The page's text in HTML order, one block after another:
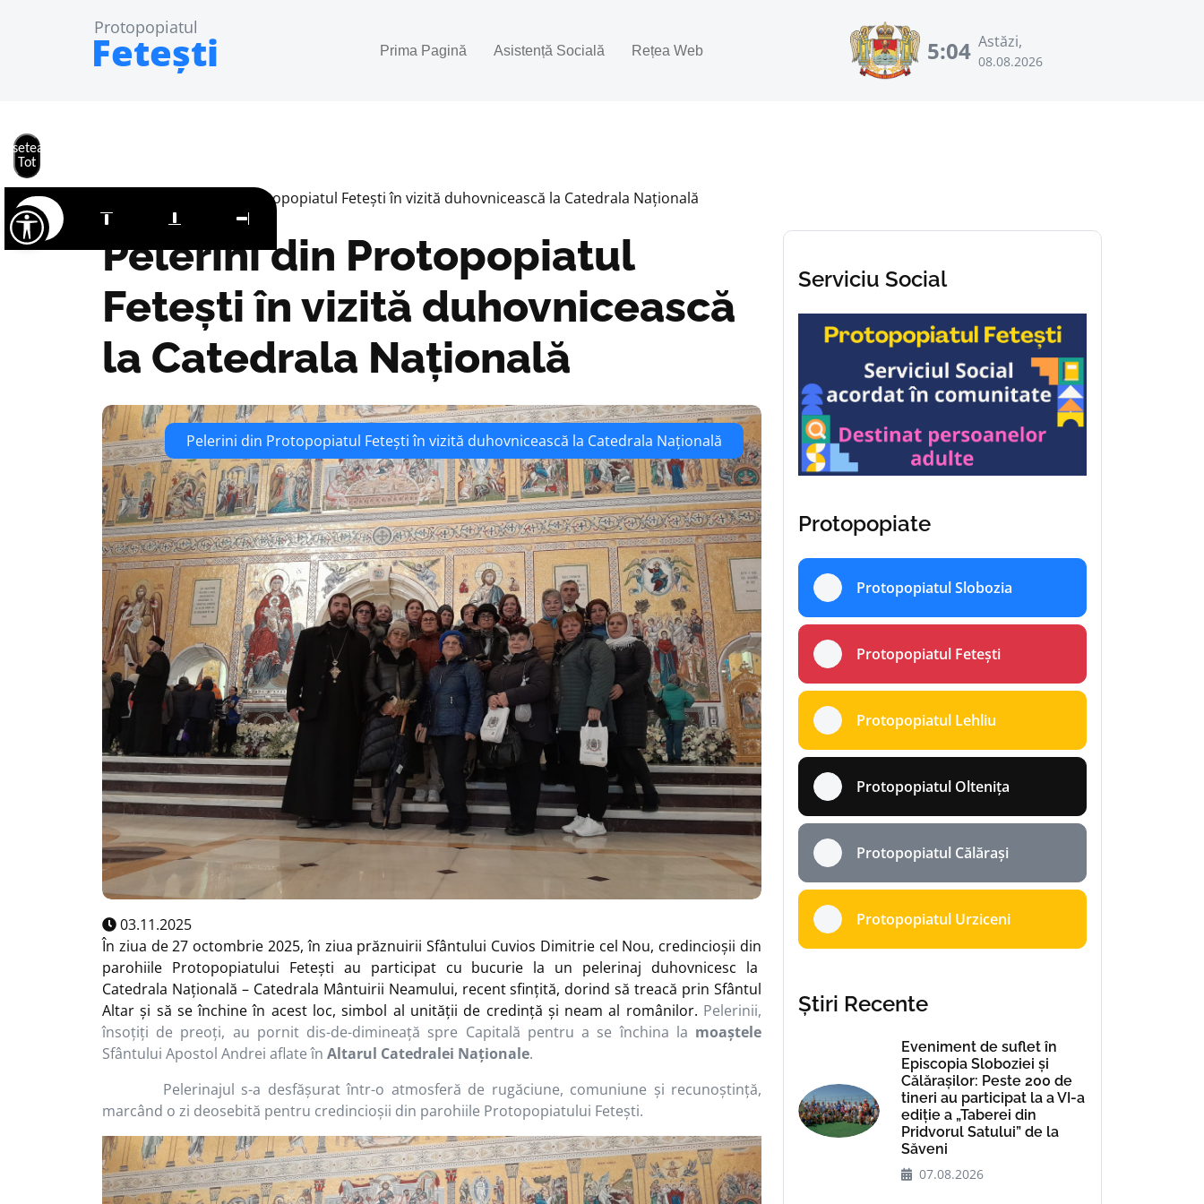
Protopopiatul
Fetești Prima Pagină Asistență Socială Rețea Web 5:04 Astăzi,
08.08.2026
Pelerini din Protopopiatul Fetești în vizită duhovnicească la Catedrala Națională
Pelerini din Protopopiatul
Fetești în vizită duhovnicească
la Catedrala Națională
Pelerini din Protopopiatul Fetești în vizită duhovnicească la Catedrala Națională
03.11.2025
În ziua de 27 octombrie 2025, în ziua prăznuirii Sfântului Cuvios Dimitrie cel Nou, credincioșii din
parohiile Protopopiatului Fetești au participat cu bucurie la un pelerinaj duhovnicesc la
Catedrala Națională – Catedrala Mântuirii Neamului, recent sfințită, dorind să treacă prin Sfântul
Altar și să se închine în acest loc, simbol al unității de credință și neam al românilor. Pelerinii,
însoțiți de preoți, au pornit dis-de-dimineață spre Capitală pentru a se închina la moaștele
Sfântului Apostol Andrei aflate în Altarul Catedralei Naționale.
Pelerinajul s-a desfășurat într-o atmosferă de rugăciune, comuniune și recunoștință,
marcând o zi deosebită pentru credincioșii din parohiile Protopopiatului Fetești.
Serviciu Social
Protopopiate
Protopopiatul Slobozia
Protopopiatul Fetești
Protopopiatul Lehliu
Protopopiatul Oltenița
Protopopiatul Călărași
Protopopiatul Urziceni
Știri Recente
Eveniment de suflet în
Episcopia Sloboziei și
Călărașilor: Peste 200 de
tineri au participat la a VI-a
ediție a „Taberei din
Pridvorul Satului” de la
Săveni
07.08.2026
Tot